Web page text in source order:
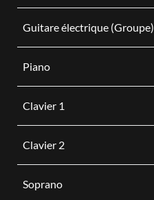
Guitare électrique (Groupe)
Piano
Clavier 1
Clavier 2
Soprano